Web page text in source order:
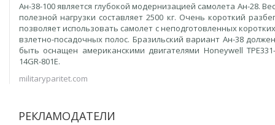
Ан-38-100 является глубокой модернизацией самолета Ан-28. Вес
полезной нагрузки составляет 2500 кг. Очень короткий разбег
позволяет использовать самолет с неподготовленных коротких
взлетно-посадочных полос. Бразильский вариант Ан-38 должен
быть оснащен американскими двигателями Honeywell TPE331-
14GR-801E.
militaryparitet.com
РЕКЛАМОДАТЕЛИ